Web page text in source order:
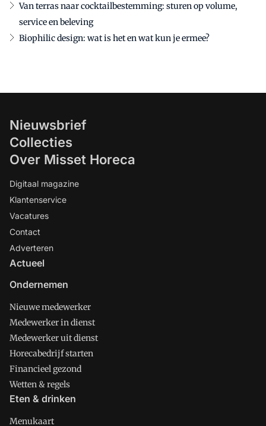
Van terras naar cocktailbestemming: sturen op volume,
service en beleving
Biophilic design: wat is het en wat kun je ermee?
Nieuwsbrief
Collecties
Over Misset Horeca
Digitaal magazine
Klantenservice
Vacatures
Contact
Adverteren
Actueel
Ondernemen
Nieuwe medewerker
Medewerker in dienst
Medewerker uit dienst
Horecabedrijf starten
Financieel gezond
Wetten & regels
Eten & drinken
Menukaart